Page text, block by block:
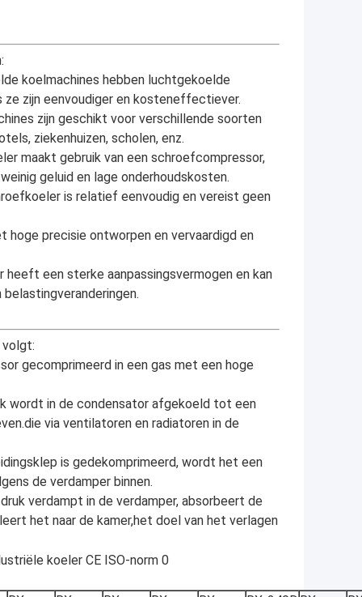
koelmachines hebben luchtgekoelde
zijn eenvoudiger en kosteneffectiever.
zijn geschikt voor verschillende soorten
ziekenhuizen, scholen, enz.
maakt gebruik van een schroefcompressor,
geluid en lage onderhoudskosten.
is relatief eenvoudig en vereist geen
precisie ontworpen en vervaardigd en
een sterke aanpassingsvermogen en kan
volgt:
gecomprimeerd in een gas met een hoge
wordt in de condensator afgekoeld tot een
via ventilatoren en radiatoren in de
is gedekomprimeerd, wordt het een
de verdamper binnen.
verdampt in de verdamper, absorbeert de
het naar de kamer,het doel van het verlagen